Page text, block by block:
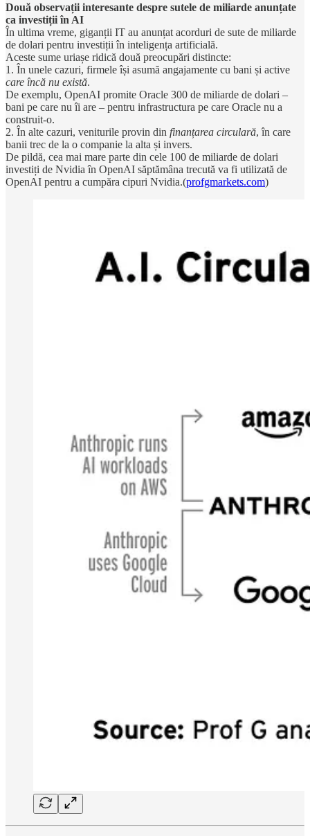
Două observații interesante despre sutele de miliarde anunțate
ca investiții în AI
În ultima vreme, giganții IT au anunțat acorduri de sute de miliarde
de dolari pentru investiții în inteligența artificială.
Aceste sume uriașe ridică două preocupări distincte:
1. În unele cazuri, firmele își asumă angajamente cu bani și active
care încă nu există.
De exemplu, OpenAI promite Oracle 300 de miliarde de dolari –
bani pe care nu îi are – pentru infrastructura pe care Oracle nu a
construit-o.
2. În alte cazuri, veniturile provin din finanțarea circulară, în care
banii trec de la o companie la alta și invers.
De pildă, cea mai mare parte din cele 100 de miliarde de dolari
investiți de Nvidia în OpenAI săptămâna trecută va fi utilizată de
OpenAI pentru a cumpăra cipuri Nvidia.(profgmarkets.com)